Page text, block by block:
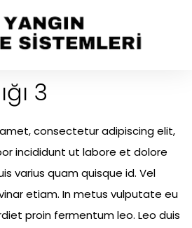
3
consectetur adipiscing elit,
incididunt ut labore et dolore
varius quam quisque id. Vel
etiam. In metus vulputate eu
proin fermentum leo. Leo duis